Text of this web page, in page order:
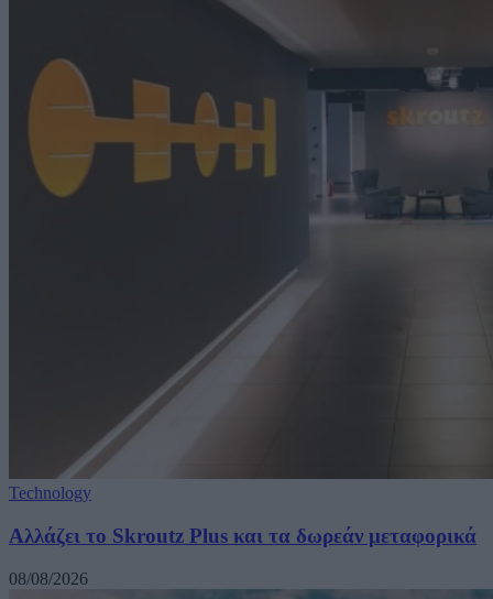
Technology
Αλλάζει το Skroutz Plus και τα δωρεάν μεταφορικά
08/08/2026